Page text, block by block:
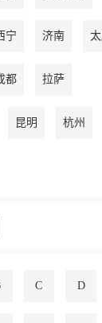
宁 济南
都 拉萨
昆明 杭州
C D